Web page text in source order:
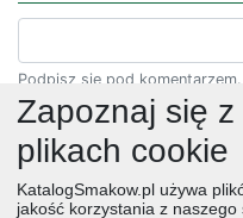
Podpisz się pod komentarzem.
Zapoznaj się
plikach cookie
KatalogSmakow.pl używa
jakość korzystania z naszego